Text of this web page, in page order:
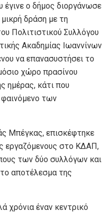
ο δήμος διοργάνωσε
δράση με τη
Πολιτιστικού Συλλόγου
Ακαδημίας Ιωαννίνων
να επανασυστήσει το
χώρο πρασίνου
ημέρας, κάτι που
των
Μπέγκας, επισκέφτηκε
εργαζόμενους στο ΚΔΑΠ,
των δύο συλλόγων και
αποτέλεσμα της
χρόνια έναν κεντρικό